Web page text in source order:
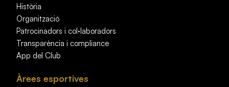
Història
Organització
Patrocinadors i col·laboradors
Transparència i compliance
App del Club
Àrees esportives